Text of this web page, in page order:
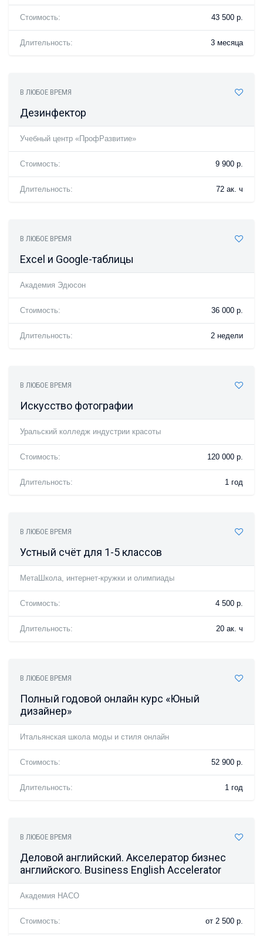
Стоимость: 43 500 р.
Длительность: 3 месяца
В ЛЮБОЕ ВРЕМЯ
Дезинфектор
Учебный центр «ПрофРазвитие»
Стоимость: 9 900 р.
Длительность: 72 ак. ч
В ЛЮБОЕ ВРЕМЯ
Excel и Google-таблицы
Академия Эдюсон
Стоимость: 36 000 р.
Длительность: 2 недели
В ЛЮБОЕ ВРЕМЯ
Искусство фотографии
Уральский колледж индустрии красоты
Стоимость: 120 000 р.
Длительность: 1 год
В ЛЮБОЕ ВРЕМЯ
Устный счёт для 1-5 классов
МетаШкола, интернет-кружки и олимпиады
Стоимость: 4 500 р.
Длительность: 20 ак. ч
В ЛЮБОЕ ВРЕМЯ
Полный годовой онлайн курс «Юный
дизайнер»
Итальянская школа моды и стиля онлайн
Стоимость: 52 900 р.
Длительность: 1 год
В ЛЮБОЕ ВРЕМЯ
Деловой английский. Акселератор бизнес
английского. Business English Accelerator
Академия НАСО
Стоимость: от 2 500 р.